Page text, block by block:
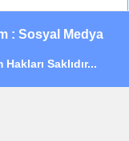
: Sosyal Medya
Saklıdır...